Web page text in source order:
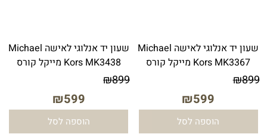
שעון יד אנלוגי לאישה Michael
Kors MK3367 מייקל קורס
₪899
₪599
הוספה לסל
שעון יד ‏אנלוגי ‏לאישה Michael
Kors MK3438 מייקל קורס
₪899
₪599
הוספה לסל